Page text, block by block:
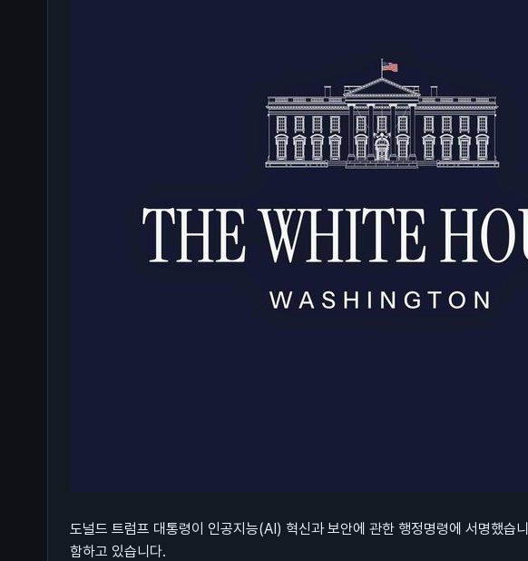
도널드 트럼프 대통령이 인공지능(AI) 혁신과 보안에 관한 행정명령에 서명했습
함하고 있습니다.